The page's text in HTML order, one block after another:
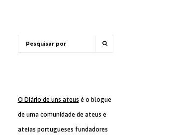
O Diário de uns ateus é o blogue
de uma comunidade de ateus e
ateias portugueses fundadores